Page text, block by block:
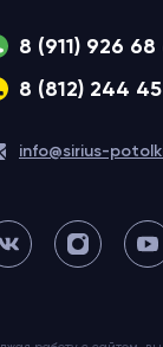
8 (911) 926 68
8 (812) 244
info@sirius-